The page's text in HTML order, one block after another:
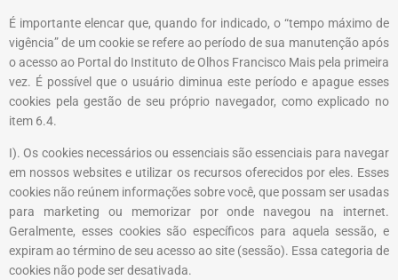
É importante elencar que, quando for indicado, o “tempo máximo de
vigência” de um cookie se refere ao período de sua manutenção após
o acesso ao Portal do Instituto de Olhos Francisco Maispela primeira
vez. É possível que o usuário diminua este período e apague esses
cookies pela gestão de seu próprio navegador, como explicado no
item 6.4.
I). Os cookies necessários ou essenciais são essenciais para navegar
em nossos websites e utilizar os recursos oferecidos por eles. Esses
cookies não reúnem informações sobre você, que possam ser usadas
para marketing ou memorizar por onde navegou na internet.
Geralmente, esses cookies são específicos para aquela sessão, e
expiram ao término de seu acesso ao site (sessão). Essa categoria de
cookies não pode ser desativada.